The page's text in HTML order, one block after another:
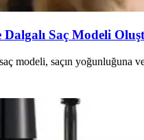
Saç Modeli
modeli, saçın yoğunluğuna